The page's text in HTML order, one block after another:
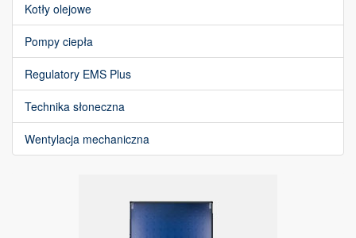
Kotły olejowe
Pompy ciepła
Regulatory EMS Plus
Technika słoneczna
Wentylacja mechaniczna